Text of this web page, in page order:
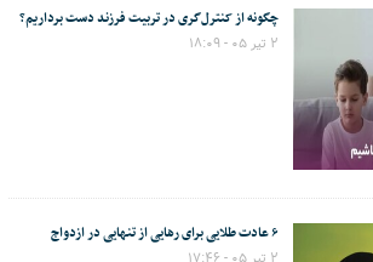
چگونه از کنترل‌گری در تربیت فرزند دست برداریم؟
۲ تیر ۰۵ - ۱۸:۰۹
۶ عادت طلایی برای رهایی از تنهایی در ازدواج